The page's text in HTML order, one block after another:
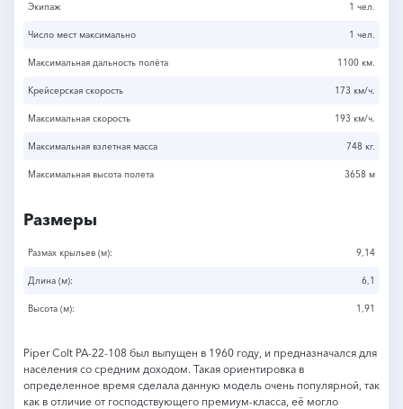
Экипаж 1 чел.
Число мест максимально 1 чел.
Максимальная дальность полёта 1100 км.
Крейсерская скорость 173 км/ч.
Максимальная скорость 193 км/ч.
Максимальная взлетная масса 748 кг.
Максимальная высота полета 3658 м
Размеры
Размах крыльев (м): 9,14
Длина (м): 6,1
Высота (м): 1,91
Piper Colt PA-22-108 был выпущен в 1960 году, и предназначался для
населения со средним доходом. Такая ориентировка в
определенное время сделала данную модель очень популярной, так
как в отличие от господствующего премиум-класса, её могло